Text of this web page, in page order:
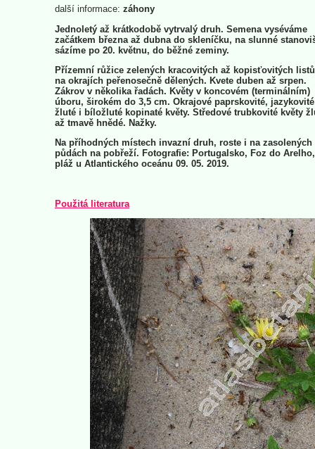
další informace: záhony
Jednoletý až krátkodobě vytrvalý druh. Semena vyséváme
začátkem března až dubna do skleníčku, na slunné
sázíme po 20. květnu, do běžné zeminy.
Přízemní růžice zelených kracovitých až kopisťovitých
na okrajích peřenosečně dělených. Kvete duben až srpen.
Zákrov v několika řadách. Květy v koncovém (terminálním)
úboru, širokém do 3,5 cm. Okrajové paprskovité, jazykovité
žluté i bíložluté kopinaté květy. Středové trubkovité květy
až tmavě hnědé. Nažky.
Na příhodných místech invazní druh, roste i na zasolených
půdách na pobřeží. Fotografie: Portugalsko, Foz do Arelho,
pláž u Atlantického oceánu 09. 05. 2019.
Použitá literatura